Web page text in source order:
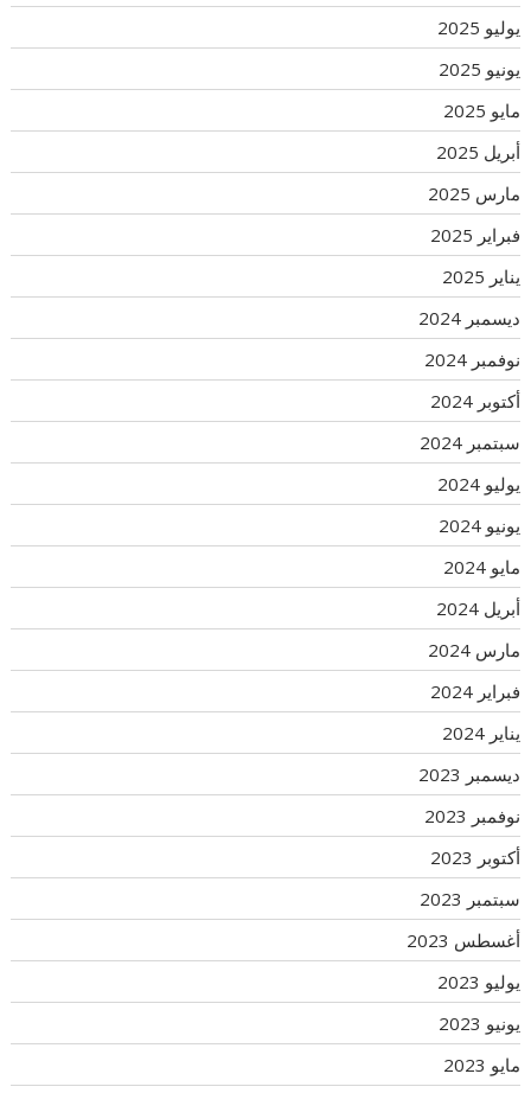
يوليو 2025
يونيو 2025
مايو 2025
أبريل 2025
مارس 2025
فبراير 2025
يناير 2025
ديسمبر 2024
نوفمبر 2024
أكتوبر 2024
سبتمبر 2024
يوليو 2024
يونيو 2024
مايو 2024
أبريل 2024
مارس 2024
فبراير 2024
يناير 2024
ديسمبر 2023
نوفمبر 2023
أكتوبر 2023
سبتمبر 2023
أغسطس 2023
يوليو 2023
يونيو 2023
مايو 2023